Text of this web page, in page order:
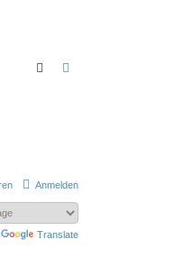
Suche
Anmelden
Translate